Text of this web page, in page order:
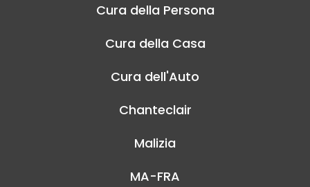
Cura della Persona
Cura della Casa
Cura dell'Auto
Chanteclair
Malizia
MA-FRA